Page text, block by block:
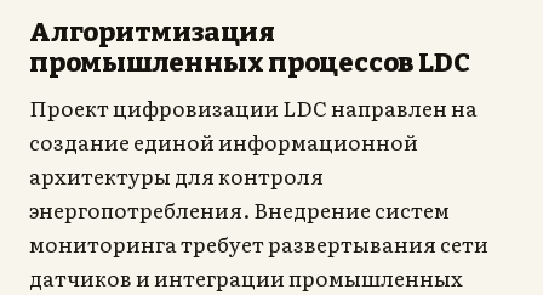
Алгоритмизация
промышленных процессов LDC
Проект цифровизации LDC направлен на
создание единой информационной
архитектуры для контроля
энергопотребления. Внедрение систем
мониторинга требует развертывания сети
датчиков и интеграции промышленных